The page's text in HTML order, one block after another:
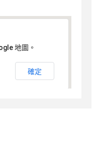
地圖。
確定